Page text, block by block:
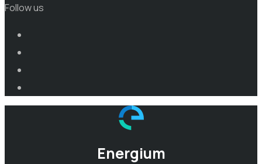
Follow us
Energium